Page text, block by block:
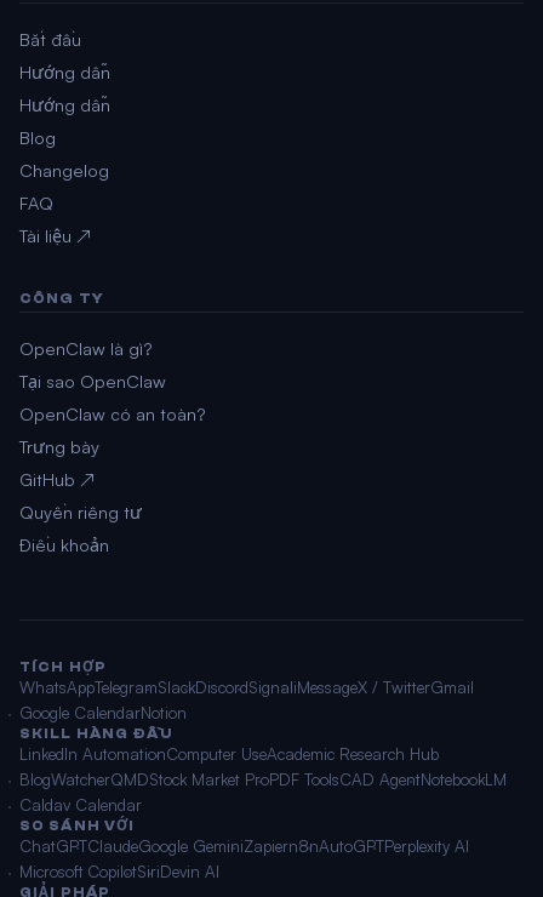
Bắt đầu
Hướng dẫn
Hướng dẫn
Blog
Changelog
FAQ
Tài liệu ↗
CÔNG TY
OpenClaw là gì?
Tại sao OpenClaw
OpenClaw có an toàn?
Trưng bày
GitHub ↗
Quyền riêng tư
Điều khoản
TÍCH HỢP
WhatsAppTelegramSlackDiscordSignaliMessageX / TwitterGmail
Google CalendarNotion
SKILL HÀNG ĐẦU
LinkedIn AutomationComputer UseAcademic Research Hub
BlogWatcherQMDStock Market ProPDF ToolsCAD AgentNotebookLM
Caldav Calendar
SO SÁNH VỚI
ChatGPTClaudeGoogle GeminiZapiern8nAutoGPTPerplexity AI
Microsoft CopilotSiriDevin AI
GIẢI PHÁP